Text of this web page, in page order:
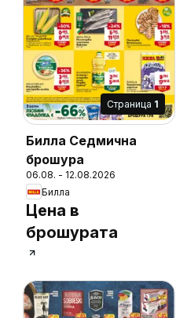
Cтраница 1
Билла Седмична
брошура
06.08. - 12.08.2026
Билла
Цена в
брошурата